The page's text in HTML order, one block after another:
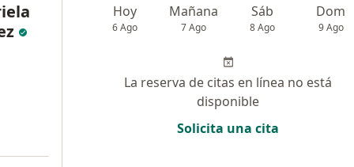
Hoy
6 Ago
Mañana
7 Ago
Sáb
8 Ago
Dom
9 Ago
La reserva de citas en línea no está
disponible
Solicita una cita